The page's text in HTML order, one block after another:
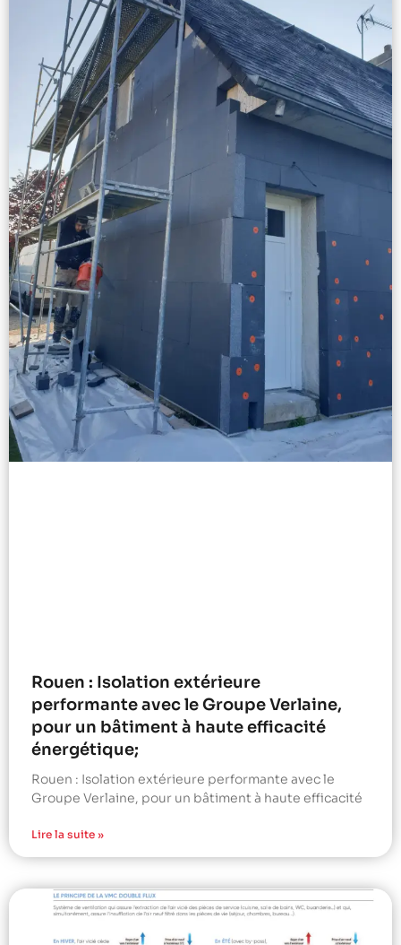
Rouen : Isolation extérieure
performante avec le Groupe Verlaine,
pour un bâtiment à haute efficacité
énergétique;
Rouen : Isolation extérieure performante avec le
Groupe Verlaine, pour un bâtiment à haute efficacité
Lire la suite »